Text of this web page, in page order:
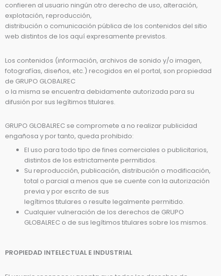
confieren al usuario ningún otro derecho de uso, alteración,
explotación, reproducción,
distribución o comunicación pública de los contenidos del sitio
web distintos de los aquí expresamente previstos.
Los contenidos (información, archivos de sonido y/o imagen,
fotografías, diseños, etc.) recogidos en el portal, son propiedad
de GRUPO GLOBALREC
o la misma se encuentra debidamente autorizada para su
difusión por sus legítimos titulares.
GRUPO GLOBALREC se compromete a no realizar publicidad
engañosa y por tanto, queda prohibido:
El uso para todo tipo de fines comerciales o publicitarios,
distintos de los estrictamente permitidos.
Su reproducción, publicación, distribución o modificación,
total o parcial a menos que se cuente con la autorización
previa y por escrito de sus
legítimos titulares o resulte legalmente permitido.
Cualquier vulneración de los derechos de GRUPO
GLOBALREC o de sus legítimos titulares sobre los mismos.
PROPIEDAD INTELECTUAL E INDUSTRIAL